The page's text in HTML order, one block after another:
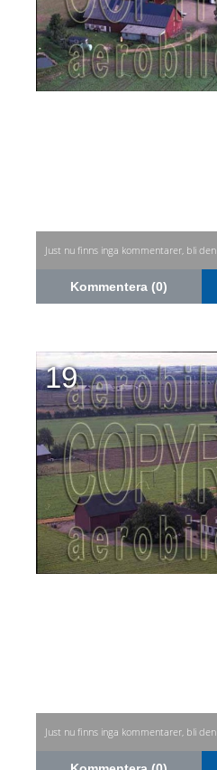
Just nu finns inga kommentarer, bli
Kommentera (0)
19
Just nu finns inga kommentarer, bli